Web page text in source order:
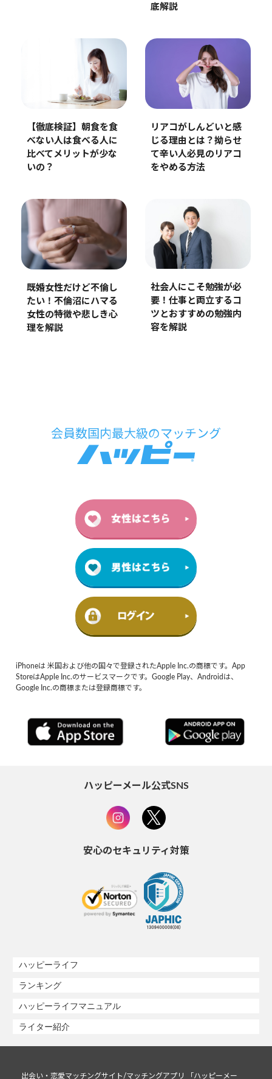
底解説
【徹底検証】朝食を食
べない人は食べる人に
比べてメリットが少な
いの？
リアコがしんどいと感
じる理由とは？拗らせ
て辛い人必見のリアコ
をやめる方法
既婚女性だけど不倫し
たい！不倫沼にハマる
女性の特徴や悲しき心
理を解説
社会人にこそ勉強が必
要！仕事と両立するコ
ツとおすすめの勉強内
容を解説
iPhoneは 米国および他の国々で登録されたApple Inc.の商標です。App
StoreはApple Inc.のサービスマークです。Google Play、Androidは、
Google Inc.の商標または登録商標です。
ハッピーメール公式SNS
安心のセキュリティ対策
ハッピーライフ
ランキング
ハッピーライフマニュアル
ライター紹介
出会い・恋愛マッチングサイト/マッチングアプリ 「ハッピーメー